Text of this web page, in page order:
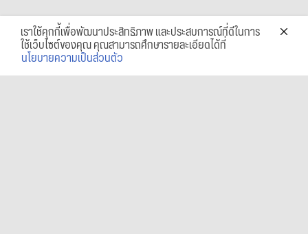
เราใช้คุกกี้เพื่อพัฒนาประสิทธิภาพ และประสบการณ์ที่ดีในการ
ใช้เว็บไซต์ของคุณ คุณสามารถศึกษารายละเอียดได้ที่
นโยบายความเป็นส่วนตัว